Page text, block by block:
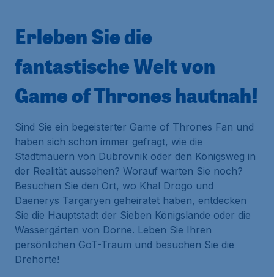
Erleben Sie die
fantastische Welt von
Game of Thrones hautnah!
Sind Sie ein begeisterter Game of Thrones Fan und
haben sich schon immer gefragt, wie die
Stadtmauern von Dubrovnik oder den Königsweg in
der Realität aussehen? Worauf warten Sie noch?
Besuchen Sie den Ort, wo Khal Drogo und
Daenerys Targaryen geheiratet haben, entdecken
Sie die Hauptstadt der Sieben Königslande oder die
Wassergärten von Dorne. Leben Sie Ihren
persönlichen GoT-Traum und besuchen Sie die
Drehorte!